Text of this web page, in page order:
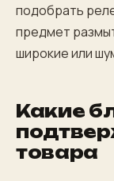
подобрать
предмет
широкие или
Какие
товара